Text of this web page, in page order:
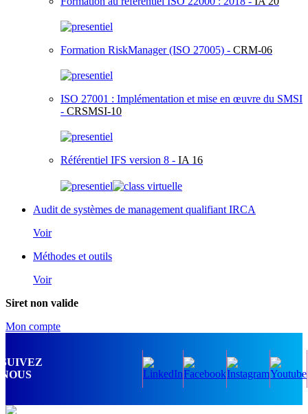
Formation RiskManager (ISO 27005) - CRM-06
ISO 27001 : Implémentation et mise en œuvre du SMSI
- CRSMSI-10
Référentiel IFS version 8 - IA 16
Audit de systèmes de management qualifiant IRCA
Voir
Méthodes et outils
Voir
Siret non valide
Mon compte
SUIVEZ
NOUS